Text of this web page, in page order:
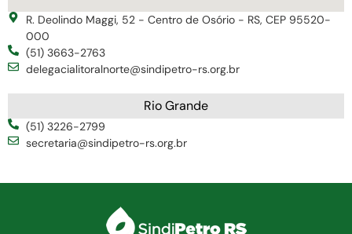
R. Deolindo Maggi, 52 - Centro de Osório - RS, CEP 95520-
000
(51) 3663-2763
delegacialitoralnorte@sindipetro-rs.org.br
Rio Grande
(51) 3226-2799
secretaria@sindipetro-rs.org.br